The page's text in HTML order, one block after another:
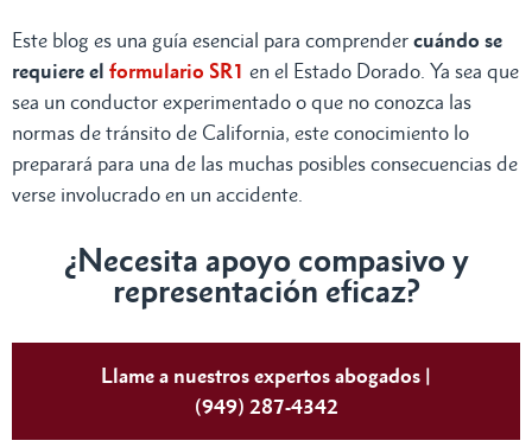
Este blog es una guía esencial para comprender cuándo se
requiere el formulario SR1 en el Estado Dorado. Ya sea que
sea un conductor experimentado o que no conozca las
normas de tránsito de California, este conocimiento lo
preparará para una de las muchas posibles consecuencias de
verse involucrado en un accidente.
¿Necesita apoyo compasivo y
representación eficaz?
Llame a nuestros expertos abogados |
(949) 287-4342